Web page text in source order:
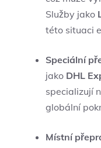
Služby jako
této situaci
Speciální
jako DHL
specializují
globální
Místní